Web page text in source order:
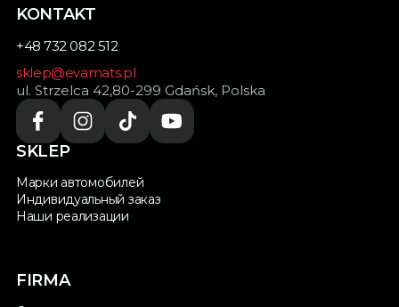
SKLEP
Марки автомобилей
Индивидуальный заказ
Наши реализации
FIRMA
KONTAKT
+48 732 082 512
sklep@evamats.pl
ul. Strzelca 42,80-299 Gdańsk, Polska